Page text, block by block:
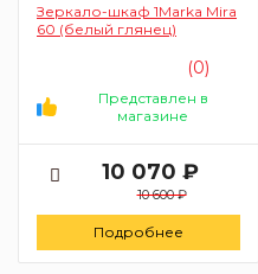
Зеркало-шкаф 1Marka Mira
60 (белый глянец)
(0)
Представлен в
магазине
10 070 ₽
10 600 ₽
Подробнее